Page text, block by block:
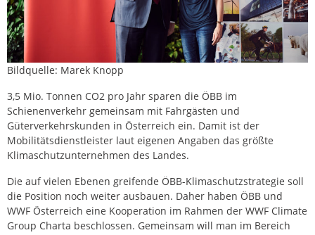
Bildquelle: Marek Knopp
3,5 Mio. Tonnen CO2 pro Jahr sparen die ÖBB im
Schienenverkehr gemeinsam mit Fahrgästen und
Güterverkehrskunden in Österreich ein. Damit ist der
Mobilitätsdienstleister laut eigenen Angaben das größte
Klimaschutzunternehmen des Landes.
Die auf vielen Ebenen greifende ÖBB-Klimaschutzstrategie soll
die Position noch weiter ausbauen. Daher haben ÖBB und
WWF Österreich eine Kooperation im Rahmen der WWF Climate
Group Charta beschlossen. Gemeinsam will man im Bereich